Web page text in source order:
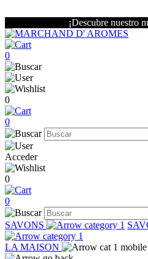
¡Descubre nuestro
0
0
0
Acceder
0
0
SAVONS
LA MAISON